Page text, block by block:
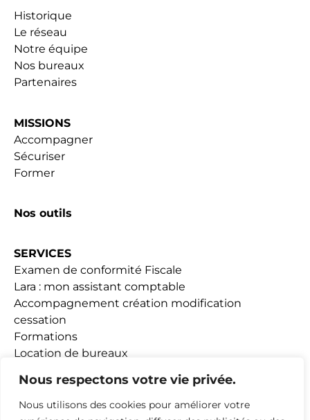
Nous respectons votre vie privée.
Nous utilisons des cookies pour améliorer votre
Historique
Le réseau
Notre équipe
Nos bureaux
Partenaires
MISSIONS
Accompagner
Sécuriser
Former
Nos outils
SERVICES
Examen de conformité Fiscale
Lara : mon assistant comptable
Accompagnement création modification
cessation
Formations
Location de bureaux
ACTUALITÉS